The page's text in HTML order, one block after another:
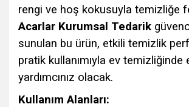
rengi ve hoş kokusuyla temizliğe
Acarlar Kurumsal Tedarik
sunulan bu ürün, etkili temizlik
pratik kullanımıyla ev temizliğinde
yardımcınız olacak.
Kullanım Alanları: